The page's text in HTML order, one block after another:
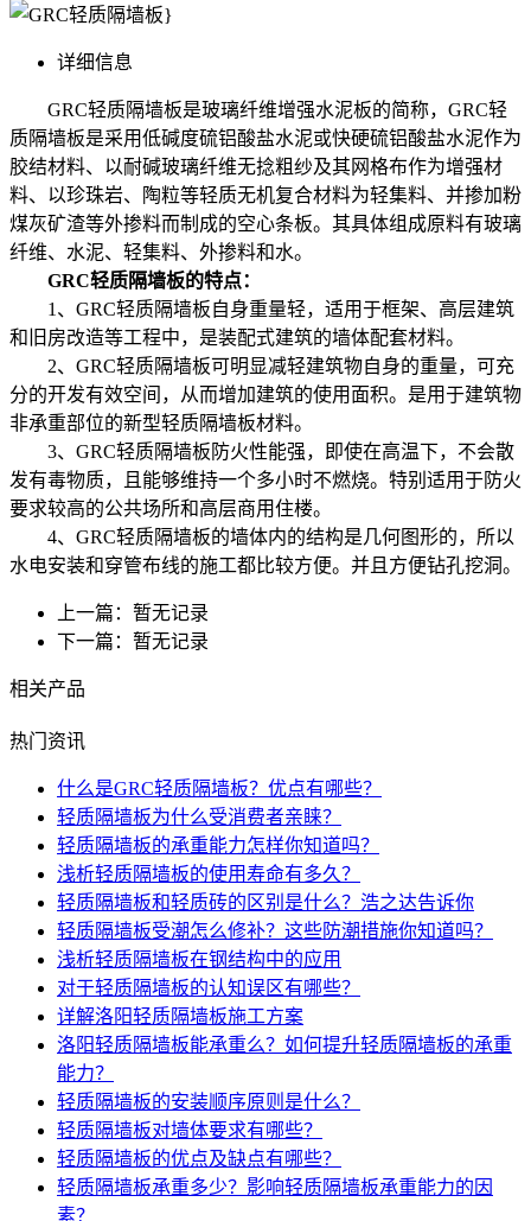
详细信息
GRC轻质隔墙板是玻璃纤维增强水泥板的简称，GRC轻
质隔墙板是采用低碱度硫铝酸盐水泥或快硬硫铝酸盐水泥作为
胶结材料、以耐碱玻璃纤维无捻粗纱及其网格布作为增强材
料、以珍珠岩、陶粒等轻质无机复合材料为轻集料、并掺加粉
煤灰矿渣等外掺料而制成的空心条板。其具体组成原料有玻璃
纤维、水泥、轻集料、外掺料和水。
GRC轻质隔墙板的特点：
1、GRC轻质隔墙板自身重量轻，适用于框架、高层建筑
和旧房改造等工程中，是装配式建筑的墙体配套材料。
2、GRC轻质隔墙板可明显减轻建筑物自身的重量，可充
分的开发有效空间，从而增加建筑的使用面积。是用于建筑物
非承重部位的新型轻质隔墙板材料。
3、GRC轻质隔墙板防火性能强，即使在高温下，不会散
发有毒物质，且能够维持一个多小时不燃烧。特别适用于防火
要求较高的公共场所和高层商用住楼。
4、GRC轻质隔墙板的墙体内的结构是几何图形的，所以
水电安装和穿管布线的施工都比较方便。并且方便钻孔挖洞。
上一篇：暂无记录
下一篇：暂无记录
相关产品
热门资讯
什么是GRC轻质隔墙板？优点有哪些？
轻质隔墙板为什么受消费者亲睐？
轻质隔墙板的承重能力怎样你知道吗？
浅析轻质隔墙板的使用寿命有多久？
轻质隔墙板和轻质砖的区别是什么？浩之达告诉你
轻质隔墙板受潮怎么修补？这些防潮措施你知道吗？
浅析轻质隔墙板在钢结构中的应用
对于轻质隔墙板的认知误区有哪些？
详解洛阳轻质隔墙板施工方案
洛阳轻质隔墙板能承重么？如何提升轻质隔墙板的承重
能力？
轻质隔墙板的安装顺序原则是什么？
轻质隔墙板对墙体要求有哪些？
轻质隔墙板的优点及缺点有哪些？
轻质隔墙板承重多少？影响轻质隔墙板承重能力的因
素？